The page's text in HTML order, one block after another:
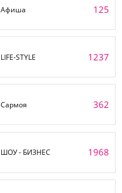
Афиша 125
LIFE-STYLE 1237
Сармоя 362
ШОУ - БИЗНЕС 1968